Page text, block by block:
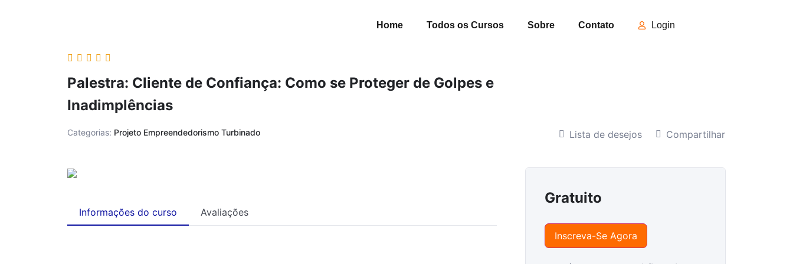
Home Todos os Cursos Sobre Contato Login
Palestra: Cliente de Confiança: Como se Proteger de Golpes e
Inadimplências
Categorias: Projeto Empreendedorismo Turbinado Lista de desejos Compartilhar
Informações do curso Avaliações
Gratuito
Inscreva-Se Agora